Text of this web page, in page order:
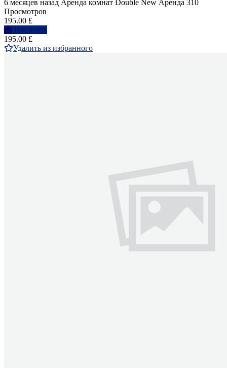
6 месяцев назад Аренда комнат Double New Аренда 310
Просмотров
195.00 £
Написать
195.00 £
Удалить из избранного